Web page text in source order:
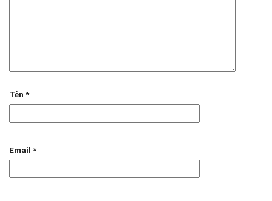
Tên *
Email *